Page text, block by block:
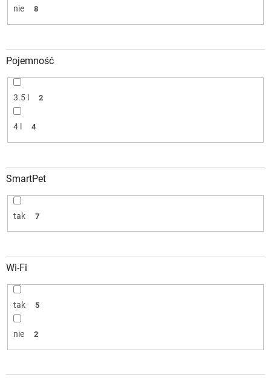
nie 8
Pojemność
3.5 l 2
4 l 4
SmartPet
tak 7
Wi-Fi
tak 5
nie 2